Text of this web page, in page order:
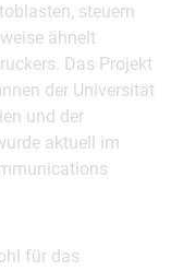
steuern
ähnelt
Das Projekt
der Universität
und der
aktuell im
für das